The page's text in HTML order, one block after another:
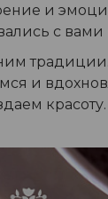
и
с вами
традиции.
и
красоту.